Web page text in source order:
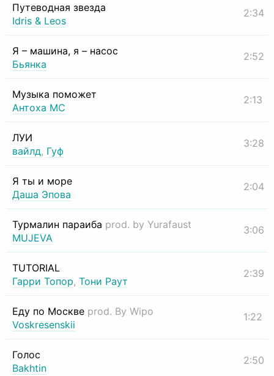
Путеводная звезда
Idris & Leos
2:34
Я – машина, я – насос
Бьянка
2:52
Музыка поможет
Антоха МС
2:13
ЛУИ
вайлд, Гуф
3:28
Я ты и море
Даша Эпова
2:04
Турмалин параиба prod. by Yurafaust
MUJEVA
3:06
TUTORIAL
Гарри Топор, Тони Раут
2:39
Еду по Москве prod. By Wipo
Voskresenskii
1:22
Голос
Bakhtin
2:50